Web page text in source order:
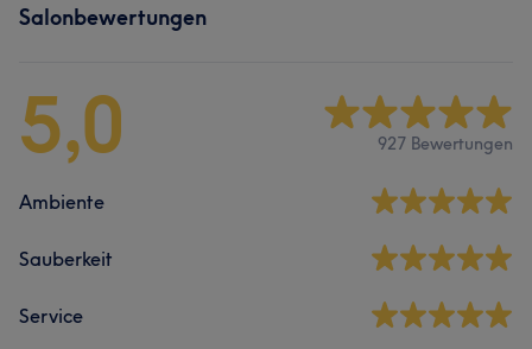
Salonbewertungen
5,0 927 Bewertungen
Ambiente
Sauberkeit
Service